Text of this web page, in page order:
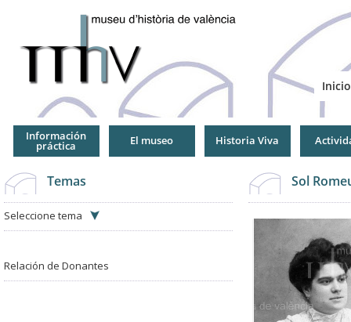
Inicio
Información
práctica El museo Historia Viva
Temas
Seleccione tema
Relación de Donantes
Sol